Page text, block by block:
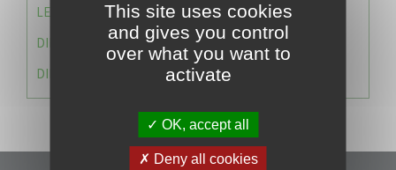
LE CABINET DU MAIRE
DIRECTION DES RESSOURCES ET MOYENS
DIRECTION DU DEVELLOPPEMENT URBAIN DURABL
This site uses cookies
and gives you control
over what you want to
activate
OK, accept all
Deny all cookies